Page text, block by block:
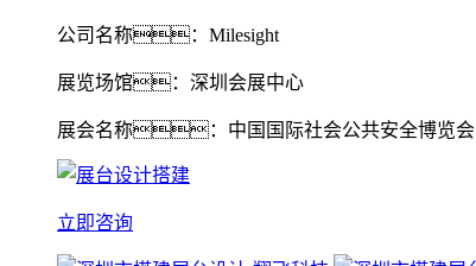
公司名称：Milesight
展览场馆：深圳会展中心
展会名称：中国国际社会公共安全博览会
立即咨询